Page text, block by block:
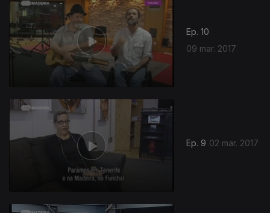
Ep. 10
09 mar. 2017
Ep. 9 02 mar. 2017